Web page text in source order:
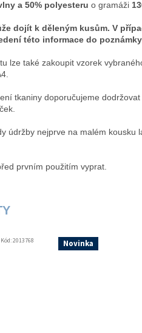
a 50% polyesteru o gramáži
dojít k děleným kusům. V
této informace do
lze také zakoupit vzorek
tkaniny doporučujeme
na 400
údržby nejprve na malém kousku
prvním použitím vyprat.
Kód:2013768 Novinka